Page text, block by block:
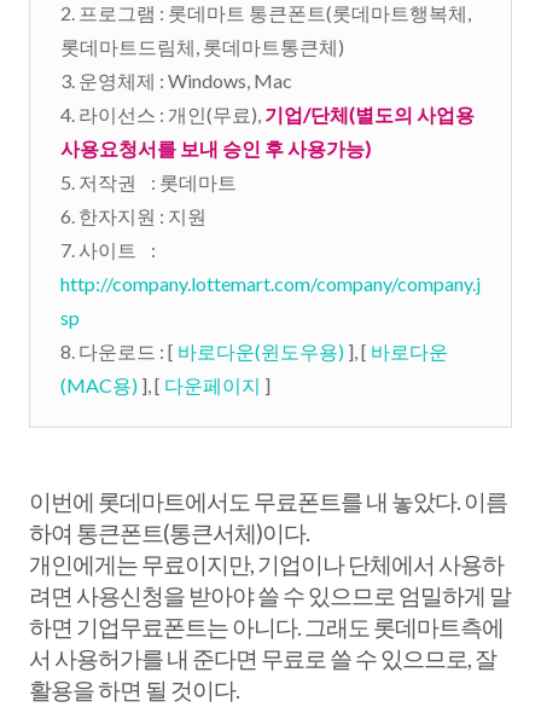
2. 프로그램 : 롯데마트 통큰폰트(롯데마트행복체,
롯데마트드림체, 롯데마트통큰체)
3. 운영체제 : Windows, Mac
4. 라이선스 : 개인(무료), 기업/단체(별도의 사업용
사용요청서를 보내 승인 후 사용가능)
5. 저작권 : 롯데마트
6. 한자지원 : 지원
7. 사이트 :
http://company.lottemart.com/company/company.j
sp
8. 다운로드 : [ 바로다운(윈도우용) ], [ 바로다운
(MAC용) ], [ 다운페이지 ]
이번에 롯데마트에서도 무료폰트를 내 놓았다. 이름
하여 통큰폰트(통큰서체)이다.
개인에게는 무료이지만, 기업이나 단체에서 사용하
려면 사용신청을 받아야 쓸 수 있으므로 엄밀하게 말
하면 기업무료폰트는 아니다. 그래도 롯데마트측에
서 사용허가를 내 준다면 무료로 쓸 수 있으므로, 잘
활용을 하면 될 것이다.